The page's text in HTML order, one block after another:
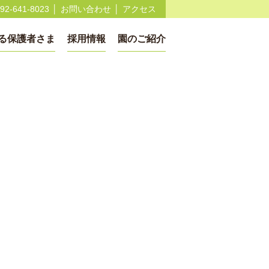
641-8023 お問い合わせ アクセス
保護者さま 採用情報 園のご紹介